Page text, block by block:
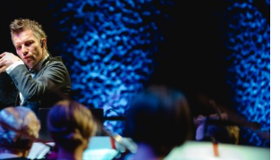
SCHUMANN
-
20.07.2024